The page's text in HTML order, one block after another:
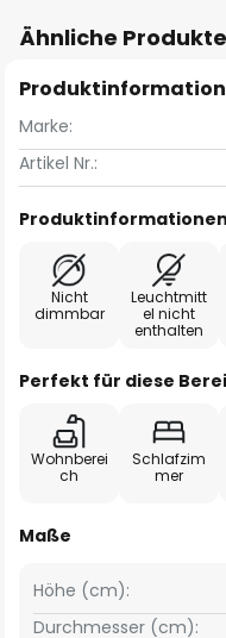
Ähnliche
Marke:
Artikel Nr.:
Produktinformationen
Nicht
dimmbar
Leuchtmitt
el nicht
enthalten
Perfekt für diese
Wohnberei
ch
Schlafzim
mer
Maße
Höhe (cm):
Durchmesser (cm):